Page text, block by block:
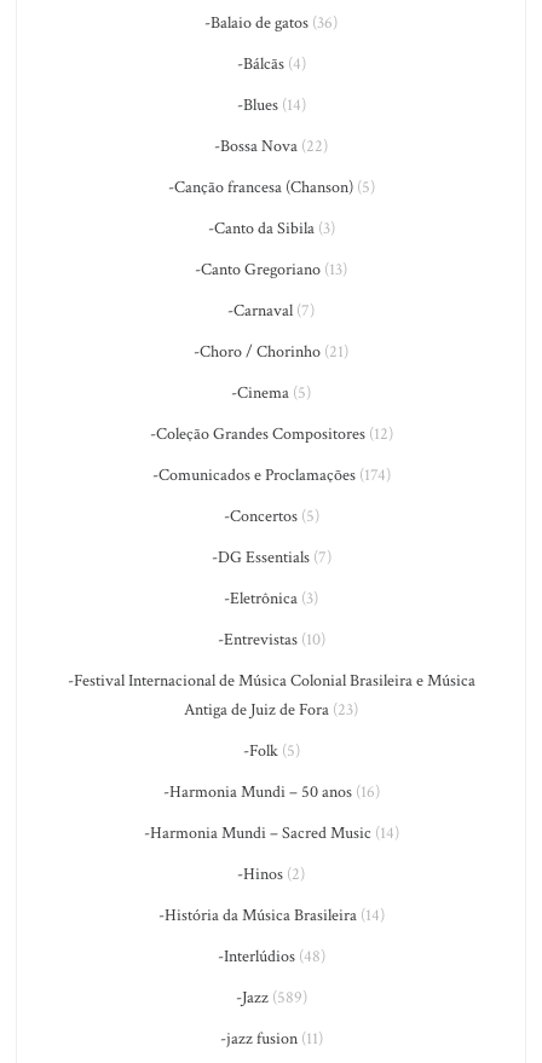
-Balaio de gatos (36)
-Bálcãs(4)
-Blues(14)
-Bossa Nova (22)
-Canção francesa (Chanson)(5)
-Canto da Sibila(3)
-Canto Gregoriano (13)
-Carnaval (7)
-Choro / Chorinho (21)
-Cinema (5)
-Coleção Grandes Compositores(12)
-Comunicados e Proclamações(174)
-Concertos(5)
-DG Essentials(7)
-Eletrônica (3)
-Entrevistas(10)
-Festival Internacional de Música Colonial Brasileira e Música
Antiga de Juiz de Fora (23)
-Folk(5)
-Harmonia Mundi – 50 anos(16)
-Harmonia Mundi – Sacred Music (14)
-Hinos (2)
-História da Música Brasileira(14)
-Interlúdios(48)
-Jazz(589)
-jazz fusion(11)